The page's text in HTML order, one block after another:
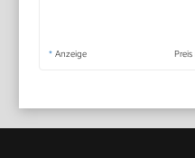
* Anzeige